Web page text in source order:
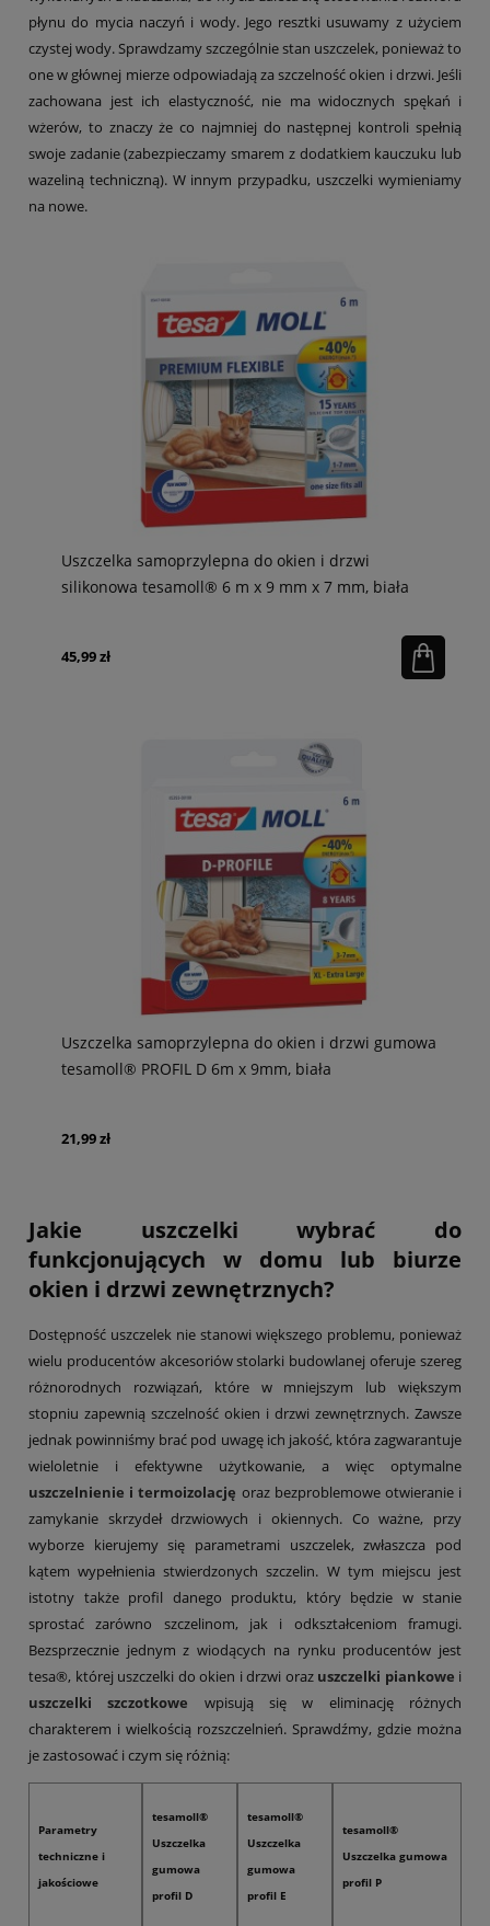
płynu do mycia naczyń i wody. Jego resztki usuwamy z użyciem
czystej wody. Sprawdzamy szczególnie stan uszczelek, ponieważ to
one w głównej mierze odpowiadają za szczelność okien i drzwi. Jeśli
zachowana jest ich elastyczność, nie ma widocznych spękań i
wżerów, to znaczy że co najmniej do następnej kontroli spełnią
swoje zadanie (zabezpieczamy smarem z dodatkiem kauczuku lub
wazeliną techniczną). W innym przypadku, uszczelki wymieniamy
na nowe.
Uszczelka samoprzylepna do okien i drzwi
silikonowa tesamoll® 6 m x 9 mm x 7 mm, biała
45,99 zł
Uszczelka samoprzylepna do okien i drzwi gumowa
tesamoll® PROFIL D 6m x 9mm, biała
21,99 zł
Jakie uszczelki wybrać do
funkcjonujących w domu lub biurze
okien i drzwi zewnętrznych?
Dostępność uszczelek nie stanowi większego problemu, ponieważ
wielu producentów akcesoriów stolarki budowlanej oferuje szereg
różnorodnych rozwiązań, które w mniejszym lub większym
stopniu zapewnią szczelność okien i drzwi zewnętrznych. Zawsze
jednak powinniśmy brać pod uwagę ich jakość, która zagwarantuje
wieloletnie i efektywne użytkowanie, a więc optymalne
uszczelnienie i termoizolację oraz bezproblemowe otwieranie i
zamykanie skrzydeł drzwiowych i okiennych. Co ważne, przy
wyborze kierujemy się parametrami uszczelek, zwłaszcza pod
kątem wypełnienia stwierdzonych szczelin. W tym miejscu jest
istotny także profil danego produktu, który będzie w stanie
sprostać zarówno szczelinom, jak i odkształceniom framugi.
Bezsprzecznie jednym z wiodących na rynku producentów jest
tesa®, której uszczelki do okien i drzwi oraz uszczelki piankowe i
uszczelki szczotkowe wpisują się w eliminację różnych
charakterem i wielkością rozszczelnień. Sprawdźmy, gdzie można
je zastosować i czym się różnią:
Parametry
techniczne i
jakościowe
tesamoll®
Uszczelka
gumowa
profil D
tesamoll®
Uszczelka
gumowa
profil E
tesamoll®
Uszczelka gumowa
profil P